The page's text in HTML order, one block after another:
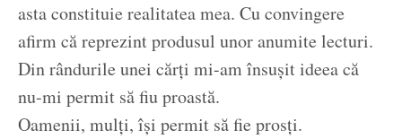
asta constituie realitatea mea. Cu convingere
afirm că reprezint produsul unor anumite lecturi.
Din rândurile unei cărți mi-am însușit ideea că
nu-mi permit să fiu proastă.
Oamenii, mulți, își permit să fie prosți.